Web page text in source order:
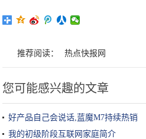
推荐阅读： 热点快报网
您可能感兴趣的文章
好产品自己会说话,蓝魔M7持续热销
我的初级阶段互联网家庭简介